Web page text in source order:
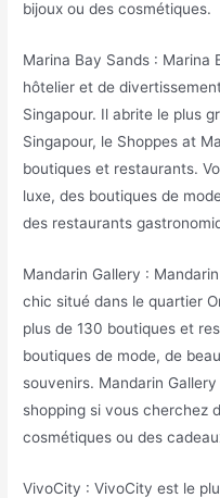
bijoux ou des cosmétiques.
Marina Bay Sands : Marina
hôtelier et de
Singapour. Il abrite le plus
Singapour, le Shoppes at
boutiques et restaurants.
luxe, des boutiques de
des restaurants
Mandarin Gallery :
chic situé dans le quartier
plus de 130 boutiques et
boutiques de mode, de
souvenirs. Mandarin
shopping si vous cherchez
cosmétiques ou des
VivoCity : VivoCity est le